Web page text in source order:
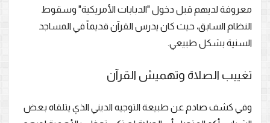
معروفة لديهم قبل دخول "الدبابات الأمريكية" وسقوط
النظام السابق، حيث كان يدرس القرآن قديماً في المساجد
السنية بشكل طبيعي.
تغييب الصلاة وتهميش القرآن
وفي كشف صادم عن طبيعة التوجيه الديني الذي يتلقاه بعض